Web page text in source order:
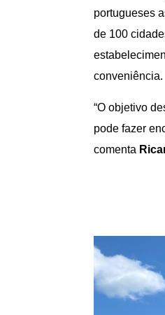
portugueses
de 100
conveniência.
“O objetivo
pode fazer
comenta